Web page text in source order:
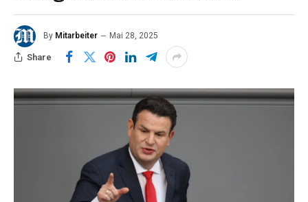
By Mitarbeiter Mai 28, 2025
Share